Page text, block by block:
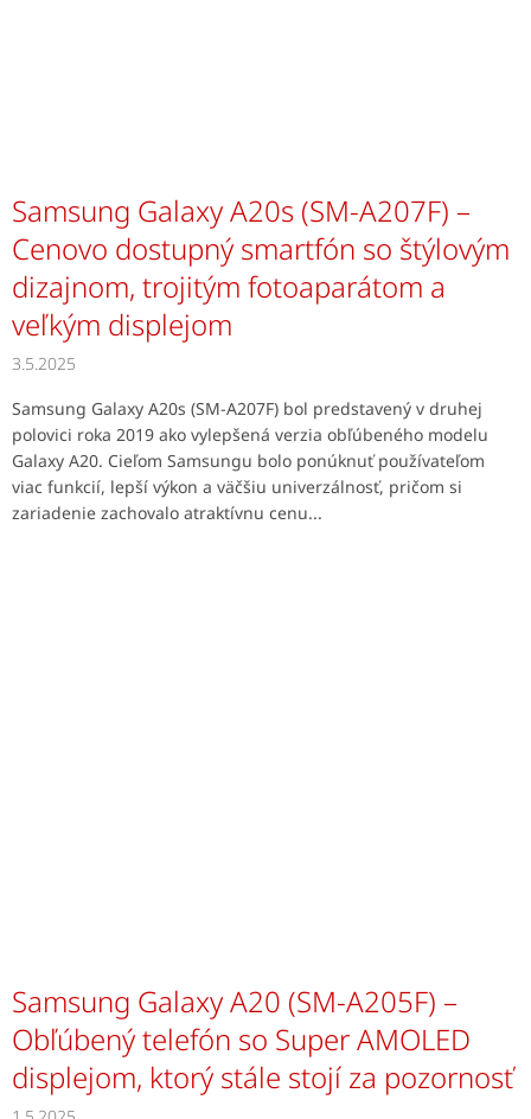
Samsung Galaxy A20s (SM-A207F) –
Cenovo dostupný smartfón so štýlovým
dizajnom, trojitým fotoaparátom a
veľkým displejom
3.5.2025
Samsung Galaxy A20s (SM-A207F) bol predstavený v druhej
polovici roka 2019 ako vylepšená verzia obľúbeného modelu
Galaxy A20. Cieľom Samsungu bolo ponúknuť používateľom
viac funkcií, lepší výkon a väčšiu univerzálnosť, pričom si
zariadenie zachovalo atraktívnu cenu...
Samsung Galaxy A20 (SM-A205F) –
Obľúbený telefón so Super AMOLED
displejom, ktorý stále stojí za pozornosť